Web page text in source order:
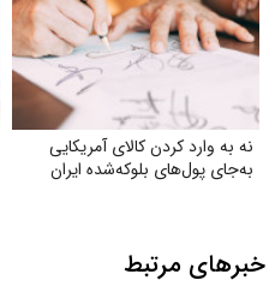
نه به وارد کردن کالای آمریکایی
به‌جای پول‌های بلوکه‌شده ایران
خبرهای مرتبط